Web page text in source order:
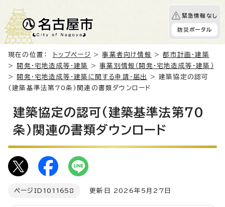
緊急情報なし
防災ポータル
現在の位置： トップページ >事業者向け情報 >都市計画・建築
>
開発・宅地造成等・建築 >事業別情報（開発・宅地造成等・建築）
>
開発・宅地造成等・建築に関する申請・届出
> 建築協定の認可
(建築基準法第70条)関連の書類ダウンロード
建築協定の認可(建築基準法第70
条)関連の書類ダウンロード
ページID 1011658 更新日 2026年5月27日